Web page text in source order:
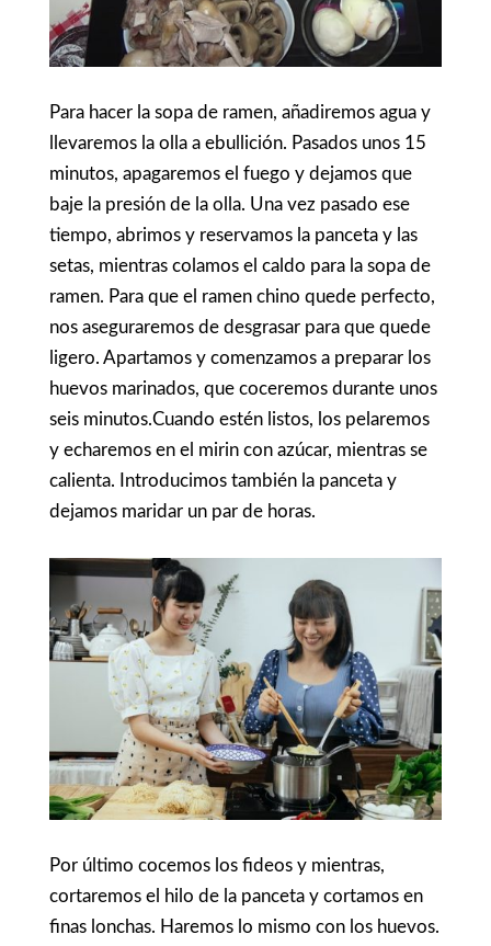
Para hacer la sopa de ramen, añadiremos agua y
llevaremos la olla a ebullición. Pasados unos 15
minutos, apagaremos el fuego y dejamos que
baje la presión de la olla. Una vez pasado ese
tiempo, abrimos y reservamos la panceta y las
setas, mientras colamos el caldo para la sopa de
ramen. Para que el ramen chino quede perfecto,
nos aseguraremos de desgrasar para que quede
ligero. Apartamos y comenzamos a preparar los
huevos marinados, que coceremos durante unos
seis minutos.Cuando estén listos, los pelaremos
y echaremos en el mirin con azúcar, mientras se
calienta. Introducimos también la panceta y
dejamos maridar un par de horas.
Por último cocemos los fideos y mientras,
cortaremos el hilo de la panceta y cortamos en
finas lonchas. Haremos lo mismo con los huevos.